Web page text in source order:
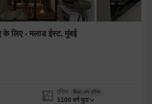
के लिए - मलाड ईस्ट, मुंबई
एरिया बिल्ट-अप एरिया
1100 वर्ग फुट